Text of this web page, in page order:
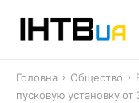
Головна › Общество ›
пусковую установку от